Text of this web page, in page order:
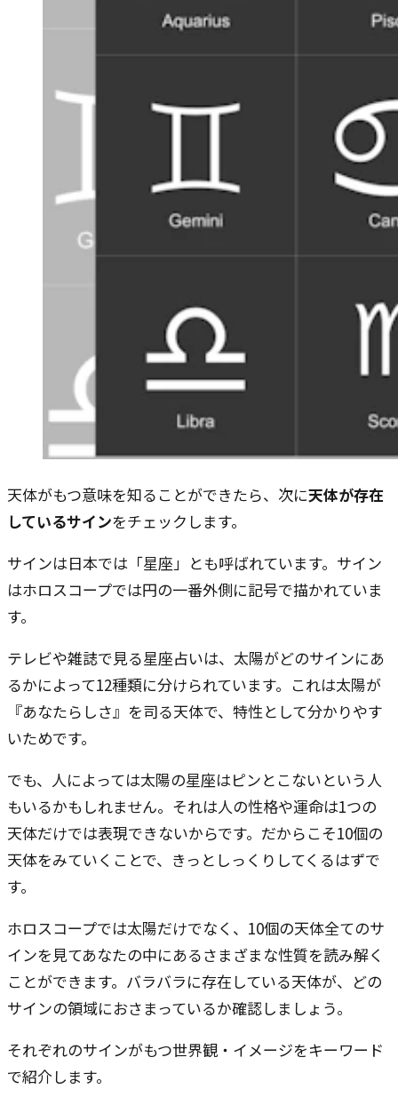
天体がもつ意味を知ることができたら、次に天体が存在
しているサインをチェックします。
サインは日本では「星座」とも呼ばれています。サイン
はホロスコープでは円の一番外側に記号で描かれていま
す。
テレビや雑誌で見る星座占いは、太陽がどのサインにあ
るかによって12種類に分けられています。これは太陽が
『あなたらしさ』を司る天体で、特性として分かりやす
いためです。
でも、人によっては太陽の星座はピンとこないという人
もいるかもしれません。それは人の性格や運命は1つの
天体だけでは表現できないからです。だからこそ10個の
天体をみていくことで、きっとしっくりしてくるはずで
す。
ホロスコープでは太陽だけでなく、10個の天体全てのサ
インを見てあなたの中にあるさまざまな性質を読み解く
ことができます。バラバラに存在している天体が、どの
サインの領域におさまっているか確認しましょう。
それぞれのサインがもつ世界観・イメージをキーワード
で紹介します。